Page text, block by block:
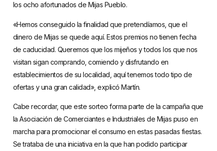
los ocho afortunados de Mijas Pueblo.
«Hemos conseguido la finalidad que pretendíamos, que el
dinero de Mijas se quede aquí. Estos premios no tienen fecha
de caducidad. Queremos que los mijeños y todos los que nos
visitan sigan comprando, comiendo y disfrutando en
establecimientos de su localidad, aquí tenemos todo tipo de
ofertas y una gran calidad», explicó Martín.
Cabe recordar, que este sorteo forma parte de la campaña que
la Asociación de Comerciantes e Industriales de Mijas puso en
marcha para promocionar el consumo en estas pasadas fiestas.
Se trataba de una iniciativa en la que han podido participar